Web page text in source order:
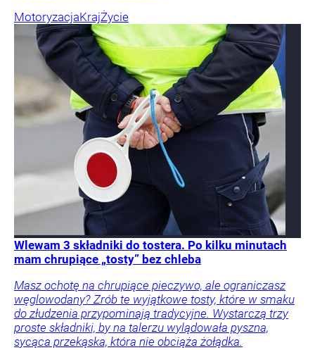
MotoryzacjaKrajŻycie
Wlewam 3 składniki do tostera. Po kilku minutach
mam chrupiące „tosty” bez chleba
Masz ochotę na chrupiące pieczywo, ale ograniczasz
węglowodany? Zrób te wyjątkowe tosty, które w smaku
do złudzenia przypominają tradycyjne. Wystarczą trzy
proste składniki, by na talerzu wylądowała pyszna,
sycąca przekąska, która nie obciąża żołądka.